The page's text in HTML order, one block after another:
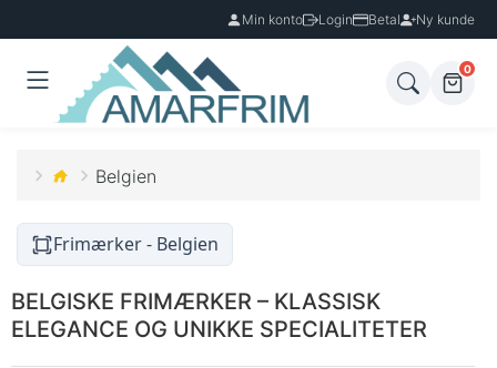
Min konto Login Betal Ny kunde
0
Belgien
Frimærker - Belgien
BELGISKE FRIMÆRKER – KLASSISK
ELEGANCE OG UNIKKE SPECIALITETER